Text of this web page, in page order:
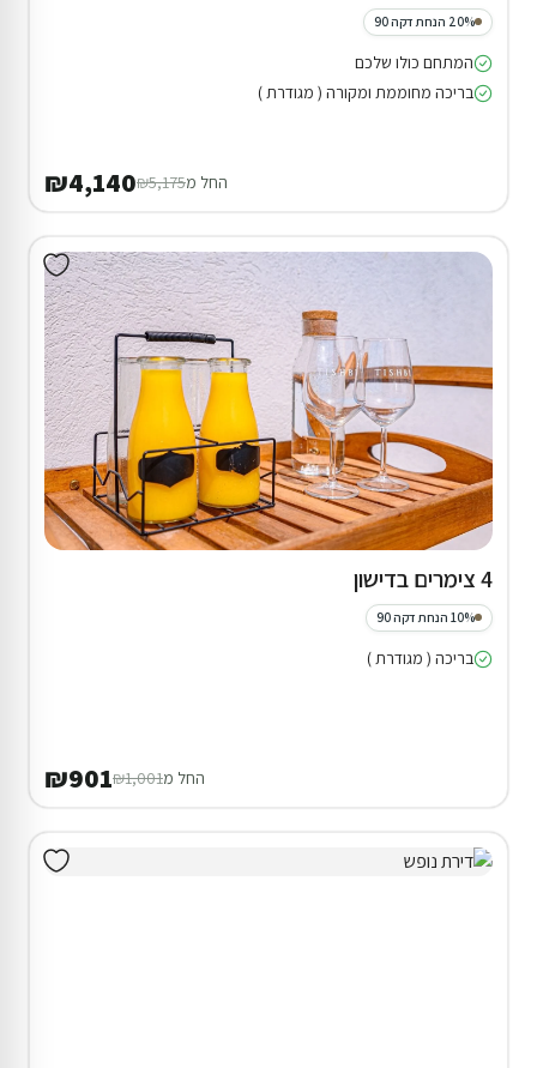
20% הנחת דקה 90
המתחם כולו שלכם
בריכה מחוממת ומקורה ( מגודרת )
החל מ₪5,175
₪4,140
4 צימרים בדישון
10% הנחת דקה 90
בריכה ( מגודרת )
החל מ₪1,001
₪901